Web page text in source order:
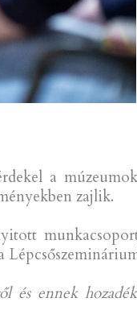
a
zajlik.
és ennek